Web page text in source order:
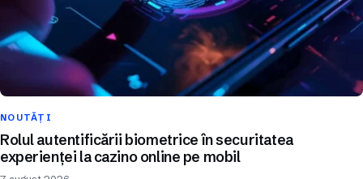
NOUTĂȚI
Rolul autentificării biometrice în securitatea
experienței la cazino online pe mobil